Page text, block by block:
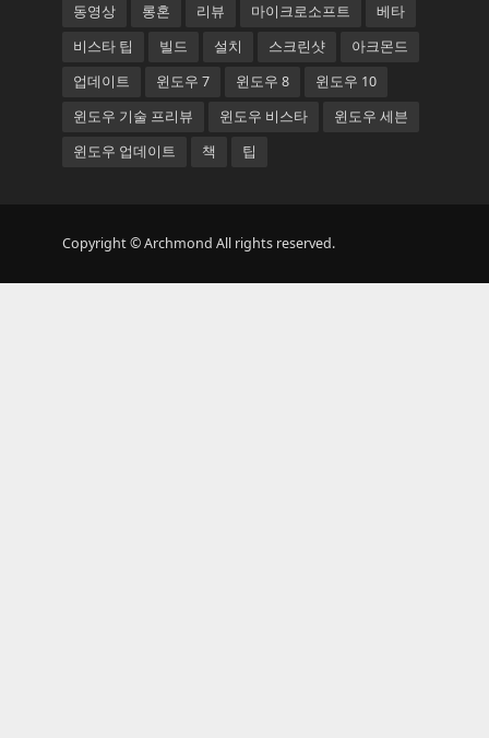
동영상
롱혼 리뷰 마이크로소프트
베타
비스타 팁
빌드 설치 스크린샷
아크몬드
업데이트
윈도우 7 윈도우 8
윈도우 10
윈도우 기술 프리뷰
윈도우 비스타
윈도우 세븐
윈도우 업데이트
책 팁
Copyright © Archmond All rights reserved.